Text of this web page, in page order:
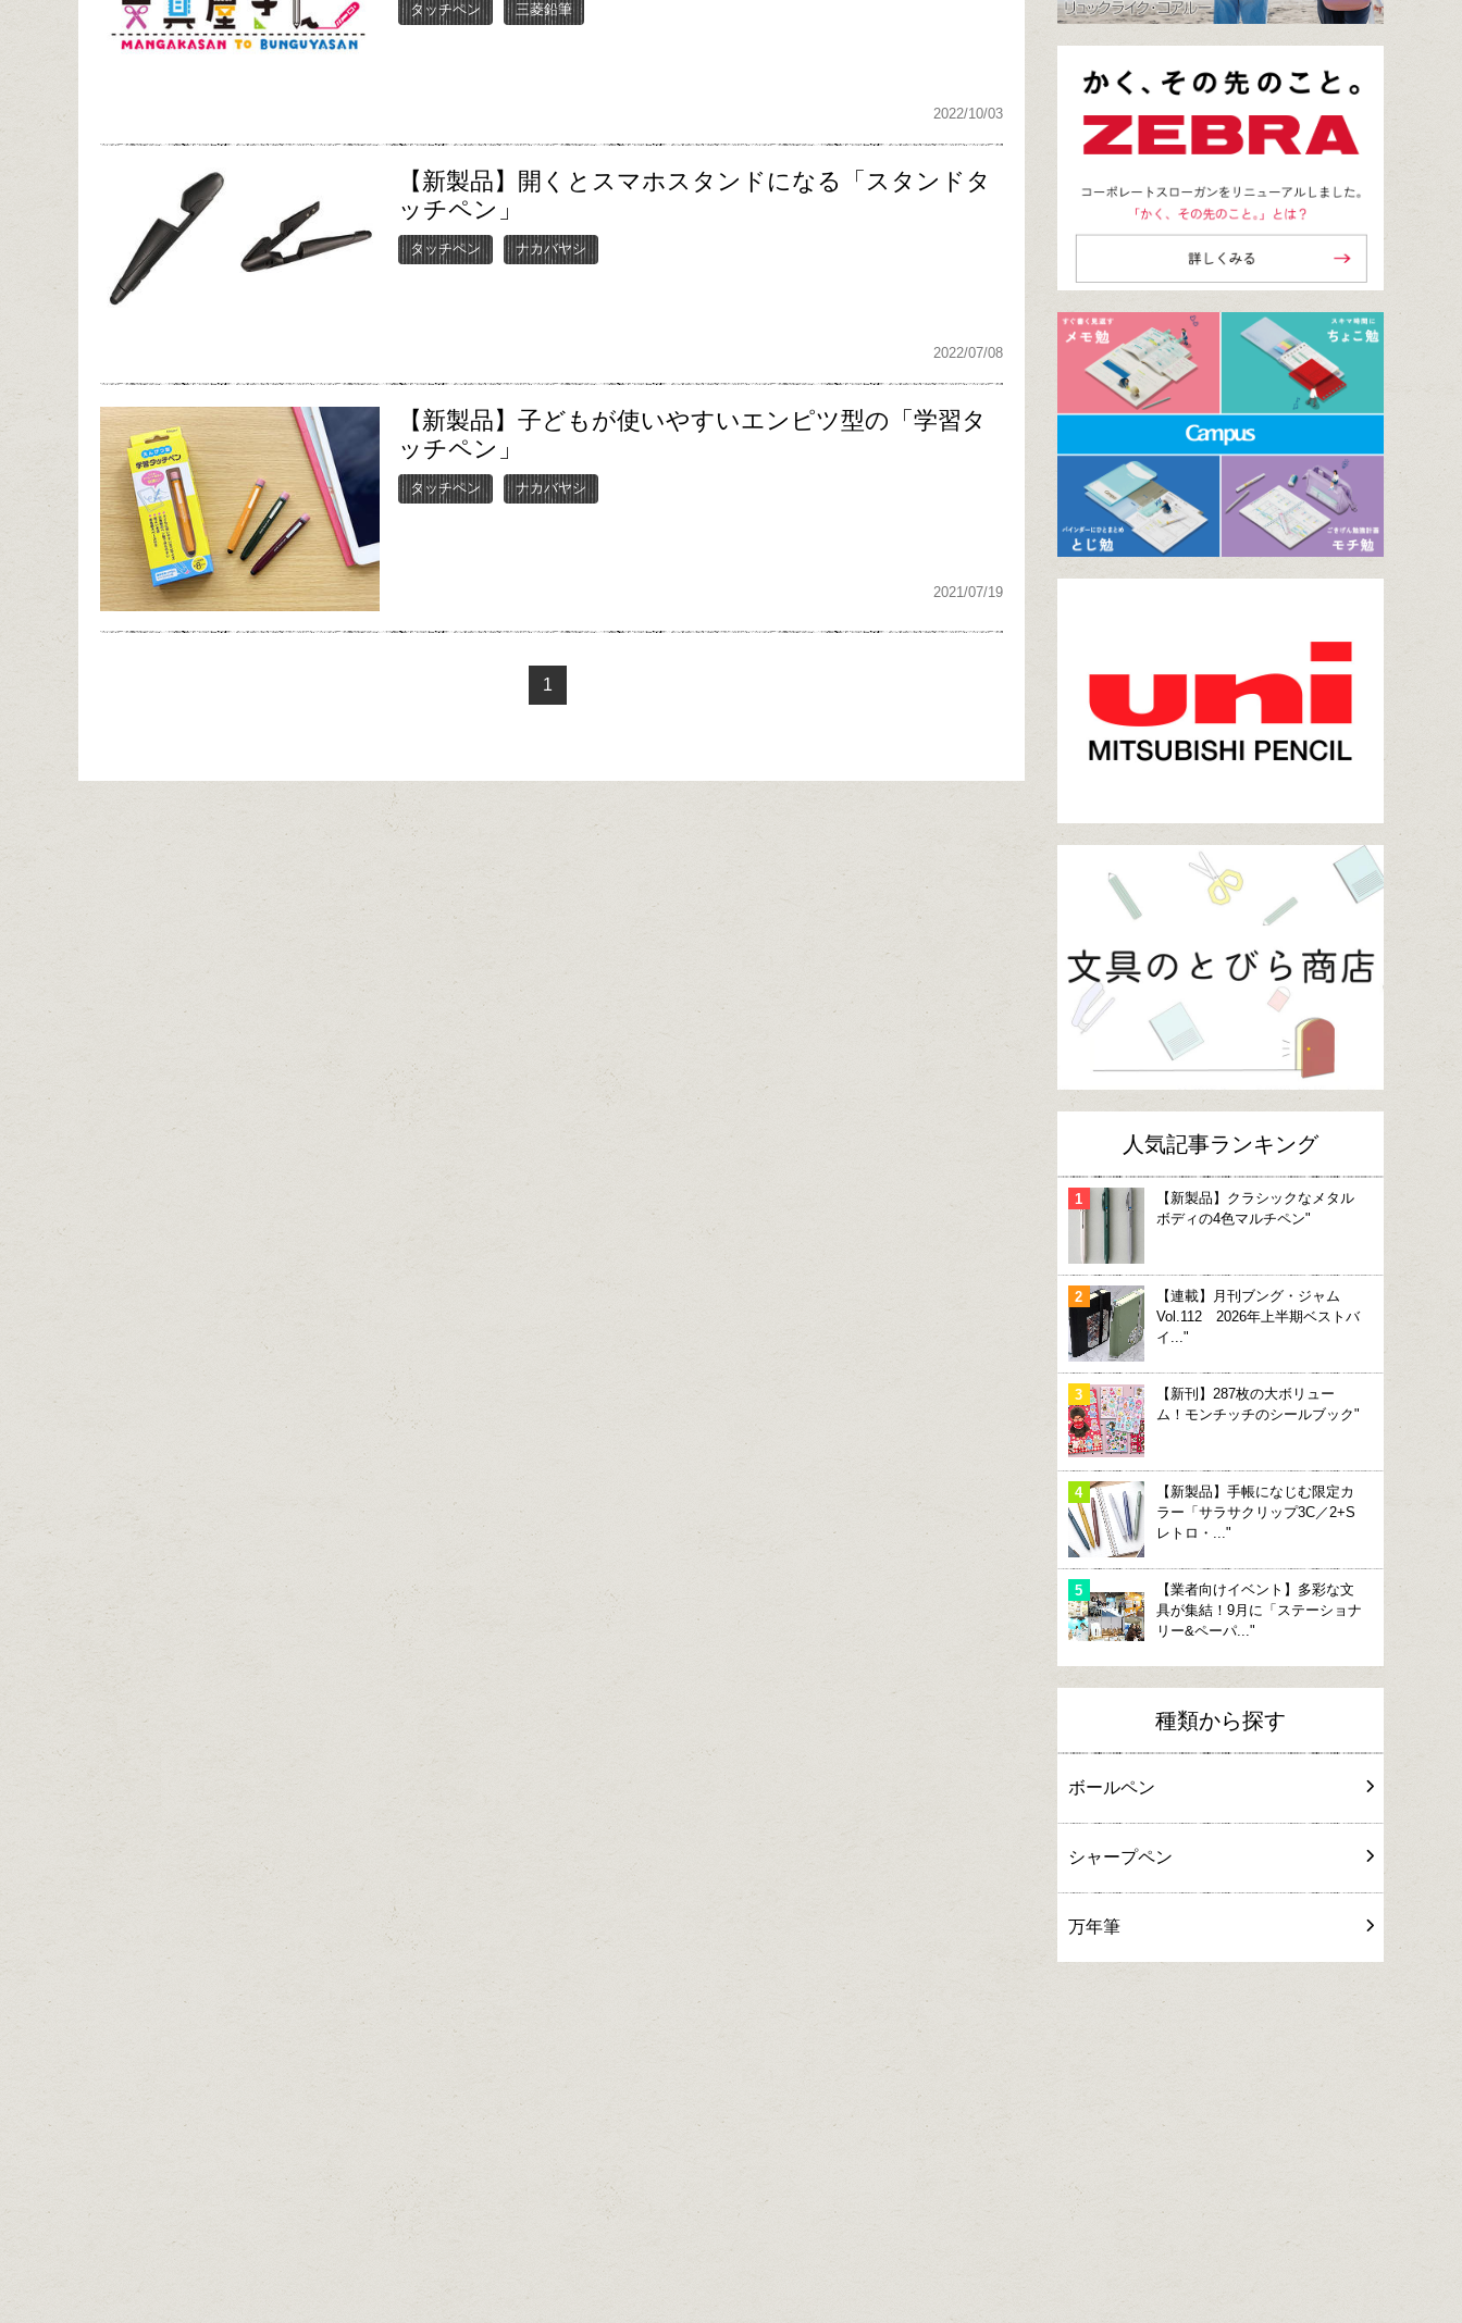
タッチペン 三菱鉛筆
2022/10/03
【新製品】開くとスマホスタンドになる「スタンドタ
ッチペン」
タッチペン ナカバヤシ
2022/07/08
【新製品】子どもが使いやすいエンピツ型の「学習タ
ッチペン」
タッチペン ナカバヤシ
2021/07/19
1
人気記事ランキング
【新製品】クラシックなメタル
ボディの4色マルチペン"
【連載】月刊ブング・ジャム
Vol.112 2026年上半期ベストバ
イ..."
【新刊】287枚の大ボリュー
ム！モンチッチのシールブック"
【新製品】手帳になじむ限定カ
ラー「サラサクリップ3C／2+S
レトロ・..."
【業者向けイベント】多彩な文
具が集結！9月に「ステーショナ
リー&ペーパ..."
種類から探す
ボールペン
シャープペン
万年筆